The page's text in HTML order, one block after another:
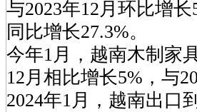
与2023年12月环比增
同比增长27.3%。
今年1月，越南木制家
12月相比增长5%，与
2024年1月，越南出口